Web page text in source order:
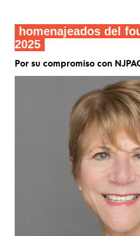
homenajeados del
2025
Por su compromiso con